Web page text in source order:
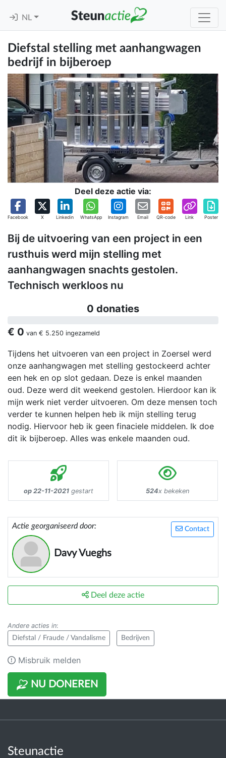
NL
Diefstal stelling met aanhangwagen
bedrijf in bijberoep
Deel deze actie via:
Facebook X Linkedin WhatsApp Instagram Email QR-code Link Poster
Bij de uitvoering van een project in een
rusthuis werd mijn stelling met
aanhangwagen snachts gestolen.
Technisch werkloos nu
0 donaties
€ 0 van € 5.250 ingezameld
Tijdens het uitvoeren van een project in Zoersel werd
onze aanhangwagen met stelling gestockeerd achter
een hek en op slot gedaan. Deze is enkel maanden
oud. Deze werd dit weekend gestolen. Hierdoor kan ik
mijn werk niet verder uitvoeren. Om deze mensen toch
verder te kunnen helpen heb ik mijn stelling terug
nodig. Hiervoor heb ik geen finaciele middelen. Ik doe
dit ik bijberoep. Alles was enkele maanden oud.
op 22-11-2021 gestart 524x bekeken
Contact
Actie georganiseerd door:
Davy Vueghs
NU DONEREN
Deel deze actie
Andere acties in:
Diefstal / Fraude / Vandalisme Bedrijven
Misbruik melden
Steunactie